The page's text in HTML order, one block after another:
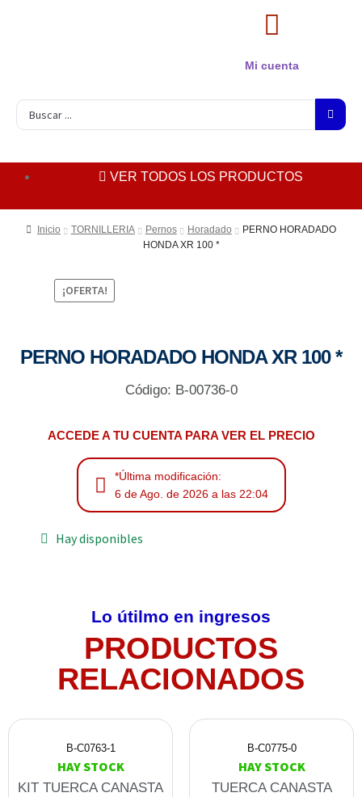
Mi cuenta
VER TODOS LOS PRODUCTOS
Inicio TORNILLERIA Pernos Horadado
PERNO HORADADO
HONDA XR 100 *
¡OFERTA!
PERNO HORADADO HONDA XR 100 *
Código: B-00736-0
ACCEDE A TU CUENTA PARA VER EL PRECIO
*Última modificación:
6 de Ago. de 2026 a las 22:04
Hay disponibles
Lo útilmo en ingresos
PRODUCTOS
RELACIONADOS
B-C0763-1
HAY STOCK
KIT TUERCA CANASTA
B-C0775-0
HAY STOCK
TUERCA CANASTA